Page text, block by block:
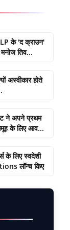
के 'द क्राउन'
तिव...
अस्वीकार होते
ने अपने प्रथम
के लिए आव...
के लिए स्वदेशी
लॉन्च किए